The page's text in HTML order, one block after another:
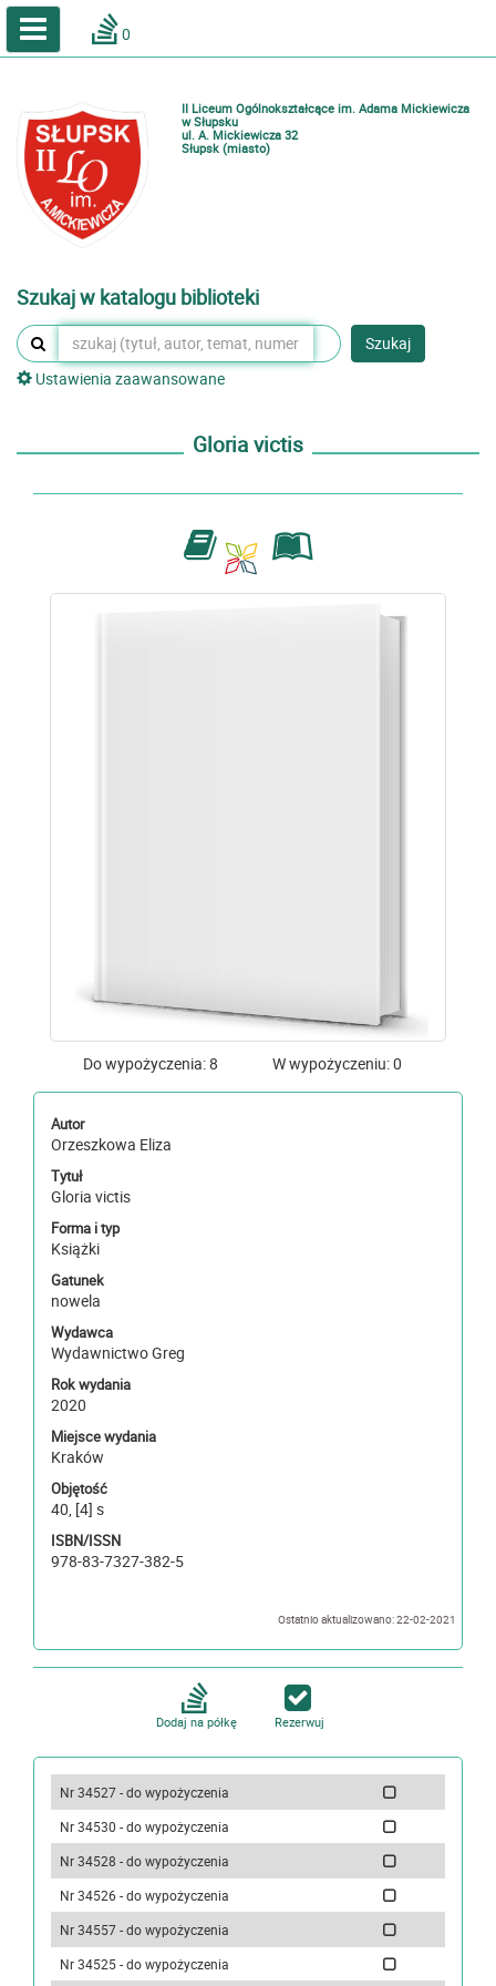
Katalog online biblioteki szkolnej
0
II Liceum Ogólnokształcące im. Adama Mickiewicza
w Słupsku
ul. A. Mickiewicza 32
Słupsk (miasto)
Szukaj w katalogu biblioteki
Szukaj
Ustawienia zaawansowane
Gloria victis
Do wypożyczenia: 8 W wypożyczeniu: 0
Autor
Orzeszkowa Eliza
Tytuł
Gloria victis
Forma i typ
Książki
Gatunek
nowela
Wydawca
Wydawnictwo Greg
Rok wydania
2020
Miejsce wydania
Kraków
Objętość
40, [4] s
ISBN/ISSN
978-83-7327-382-5
Ostatnio aktualizowano: 22-02-2021
Dodaj na półkę Rezerwuj
Nr 34527 - do wypożyczenia
Nr 34530 - do wypożyczenia
Nr 34528 - do wypożyczenia
Nr 34526 - do wypożyczenia
Nr 34557 - do wypożyczenia
Nr 34525 - do wypożyczenia